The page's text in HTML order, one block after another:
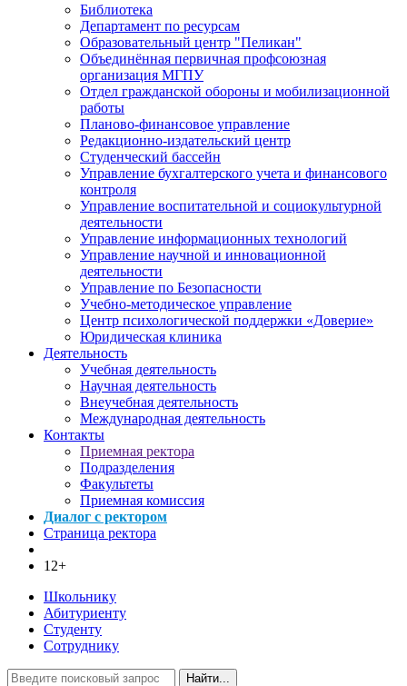
Библиотека
Департамент по ресурсам
Образовательный центр "Пеликан"
Объединённая первичная профсоюзная
организация МГПУ
Отдел гражданской обороны и мобилизационной
работы
Планово-финансовое управление
Редакционно-издательский центр
Студенческий бассейн
Управление бухгалтерского учета и финансового
контроля
Управление воспитательной и социокультурной
деятельности
Управление информационных технологий
Управление научной и инновационной
деятельности
Управление по Безопасности
Учебно-методическое управление
Центр психологической поддержки «Доверие»
Юридическая клиника
Деятельность
Учебная деятельность
Научная деятельность
Внеучебная деятельность
Международная деятельность
Контакты
Приемная ректора
Подразделения
Факультеты
Приемная комиссия
Диалог с ректором
Страница ректора
12+
Школьнику
Абитуриенту
Студенту
Сотруднику
Найти...